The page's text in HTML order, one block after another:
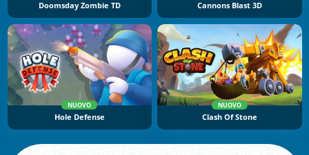
Doomsday Zombie TD Cannons Blast 3D
NUOVO
Hole Defense
NUOVO
Clash Of Stone